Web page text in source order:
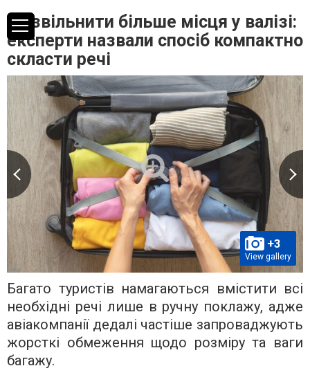
Як звільнити більше місця у валізі:
експерти назвали спосіб компактно
скласти речі
+3
View gallery
Багато туристів намагаються вмістити всі
необхідні речі лише в ручну поклажу, адже
авіакомпанії дедалі частіше запроваджують
жорсткі обмеження щодо розміру та ваги
багажу.